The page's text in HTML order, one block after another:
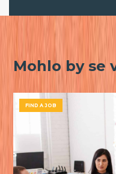
Mohlo by se
FIND A JOB